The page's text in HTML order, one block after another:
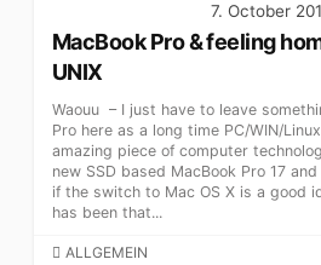
7. October
MacBook Pro & feeling
UNIX
Waouu – I just have to leave
Pro here as a long time PC/WIN/
amazing piece of computer
new SSD based MacBook Pro 17
if the switch to Mac OS X is a good
has been that...
CATEGORIES
ALLGEMEIN